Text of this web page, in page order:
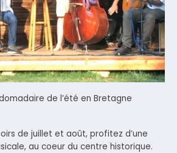
de l’été en Bretagne
de juillet et août, profitez d’une
au coeur du centre historique.